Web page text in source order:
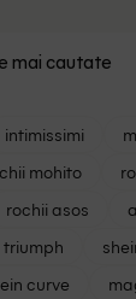
mai cautate
intimissimi
mohito
rochii asos
triumph
curve